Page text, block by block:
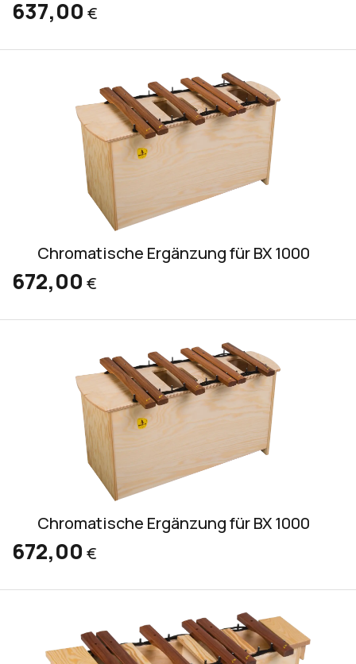
637,00 €
Chromatische Ergänzung für BX 1000
672,00 €
Chromatische Ergänzung für BX 1000
672,00 €